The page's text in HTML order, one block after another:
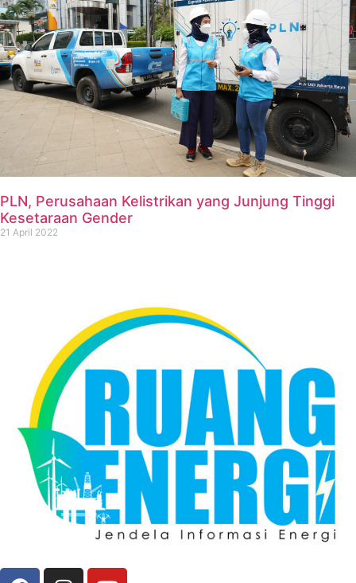
PLN, Perusahaan Kelistrikan yang Junjung Tinggi
Kesetaraan Gender
21 April 2022